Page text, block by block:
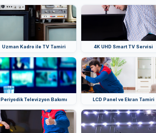
Uzman Kadro ile TV Tamiri 4K UHD Smart TV Servisi
Periyodik Televizyon Bakımı LCD Panel ve Ekran Tamiri